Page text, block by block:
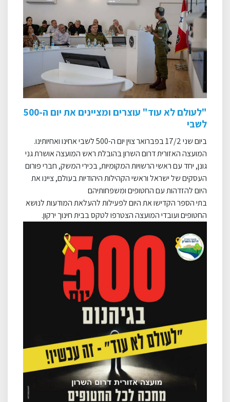
"לעולם לא עוד" עוצרים ומציינים את יום ה-500
לשבי
ביום שני 17/2 בפברואר צוין יום ה-500 לשבי אחינו ואחיותינו
.
המועצה האזורית דרום השרון בהובלת ראש המועצה אושרת גני
גונן, יחד עם ראשי הרשויות המקומיות, בכירי המשק, חברי פורום
העסקים של ישראל וראשי הקהילות היהודיות בעולם, ציינו את
היום להזדהות עם החטופים ומשפחותיהם
בתי הספר הקדישו את היום לפעילות להעלאת המודעות לנושא
החטופים ועובדי המועצה הצטרפו לטקס בבית חינוך ירקון.